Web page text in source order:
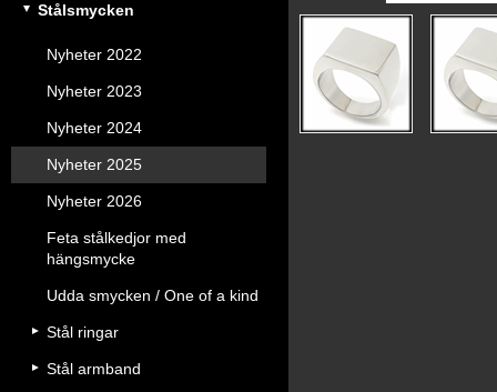
Stålsmycken
Nyheter 2022
Nyheter 2023
Nyheter 2024
Nyheter 2025
Nyheter 2026
Feta stålkedjor med
hängsmycke
Udda smycken / One of a kind
Stål ringar
Stål armband